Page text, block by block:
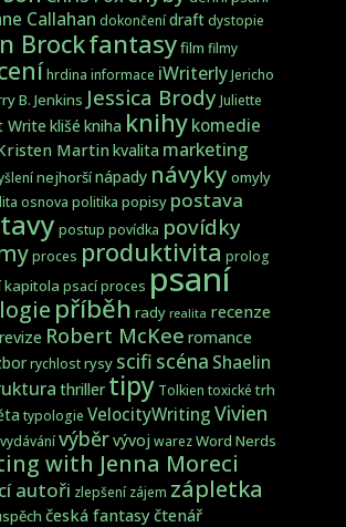
Callahan dokončení draft dystopie
Brockfantasyfilm filmy
hrdina informace iWriterlyJericho
B. Jenkins Jessica BrodyJuliette
Write klišé kniha knihykomedie
Martinkvalita marketing
nejhoršínápady návyky omyly
osnova politika popisy postava
postup povídka povídky
proces produktivita prolog
kapitola psací proces psaní
příběh rady realita recenze
revize Robert McKee romance
rychlostrysy scifi scéna Shaelin
thriller tipy Tolkien toxické trh
typologie VelocityWriting Vivien
vydávánívýběrvývoj warezWord Nerds
with Jenna Moreci
autoři zlepšení zájem zápletka
česká fantasyčtenář